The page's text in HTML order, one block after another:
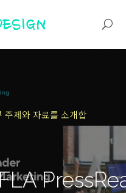
주제와 자료를 소개합